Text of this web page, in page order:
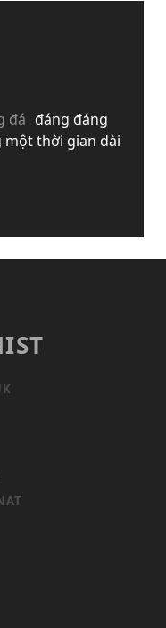
đá đáng đáng
một thời gian dài